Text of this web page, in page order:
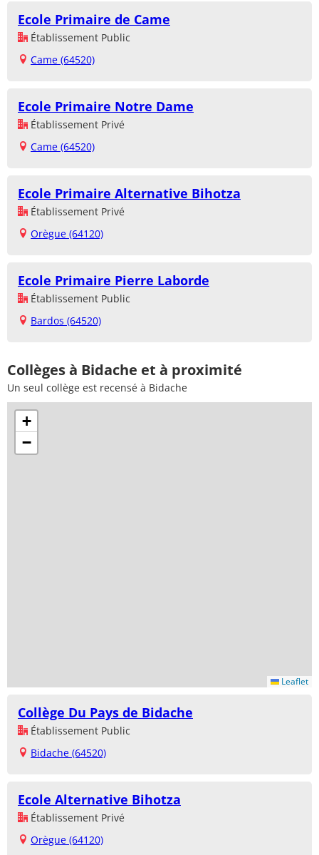
Ecole Primaire de Came
Établissement Public
Came (64520)
Ecole Primaire Notre Dame
Établissement Privé
Came (64520)
Ecole Primaire Alternative Bihotza
Établissement Privé
Orègue (64120)
Ecole Primaire Pierre Laborde
Établissement Public
Bardos (64520)
Collèges à Bidache et à proximité
Un seul collège est recensé à Bidache
+
−
Leaflet
Collège Du Pays de Bidache
Établissement Public
Bidache (64520)
Ecole Alternative Bihotza
Établissement Privé
Orègue (64120)